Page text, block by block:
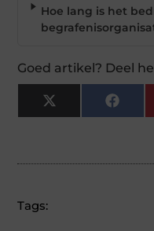
Hoe lang is het
Goed artikel? Deel
X
(Twitter)
Tags: